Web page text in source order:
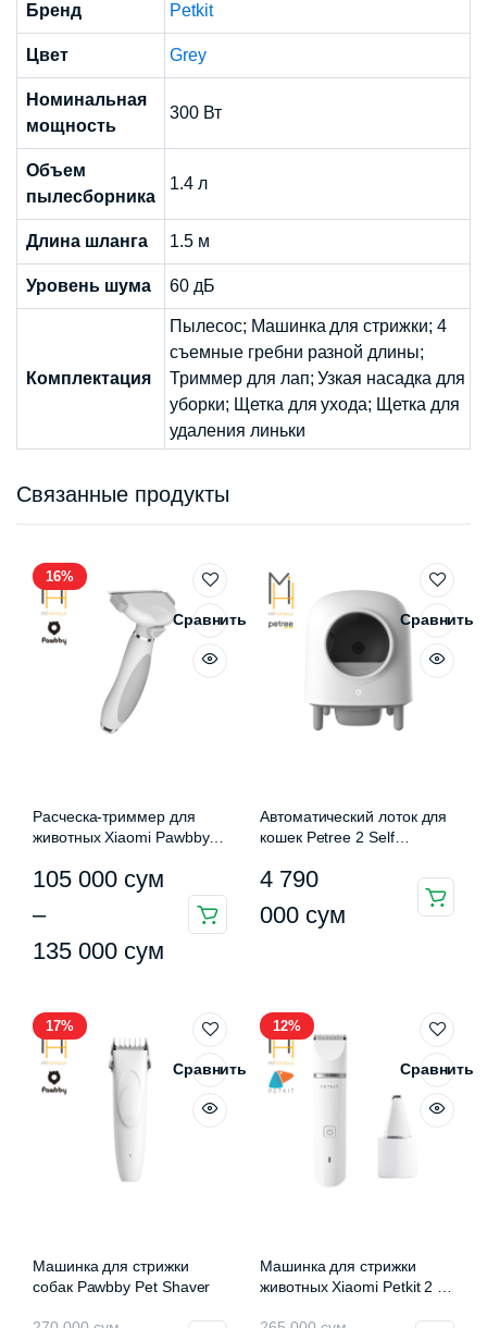
Бренд Petkit
Цвет Grey
Номинальная
мощность
300 Вт
Объем
пылесборника
1.4 л
Длина шланга 1.5 м
Уровень шума 60 дБ
Комплектация
Пылесос; Машинка для стрижки; 4
съемные гребни разной длины;
Триммер для лап; Узкая насадка для
уборки; Щетка для ухода; Щетка для
удаления линьки
Связанные продукты
16%
Сравнить
Расческа-триммер для
животных Xiaomi Pawbby
105 000 сум
–
135 000 сум
Диапазон
цен:
105
–
135
000 сум
товар
вариаций.
Опции
можно
Сравнить
Автоматический лоток для
кошек Petree 2 Self
4 790
000 сум
17%
Сравнить
Машинка для стрижки
собак Pawbby Pet Shaver
12%
Сравнить
Машинка для стрижки
животных Xiaomi Petkit 2 в